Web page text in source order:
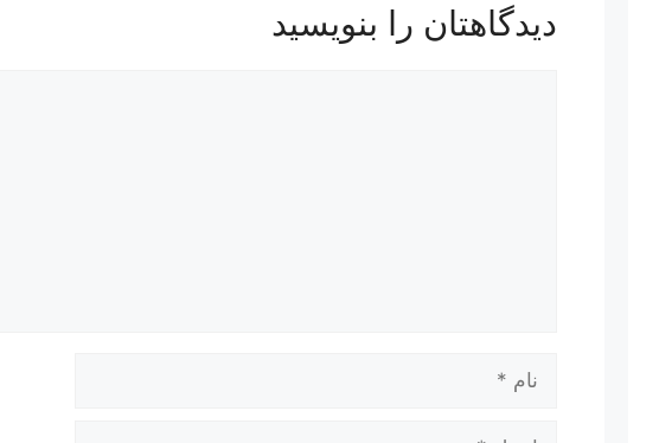
دیدگاهتان را بنویسید